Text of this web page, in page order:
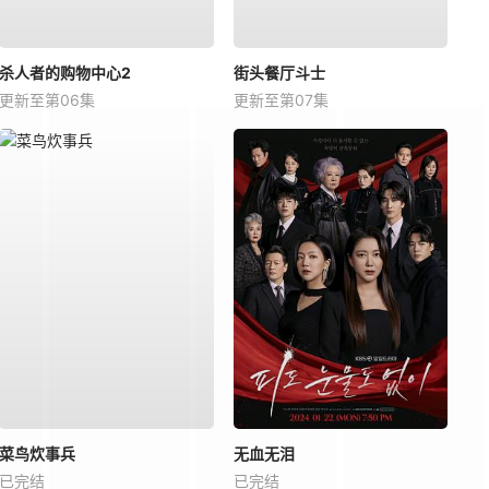
杀人者的购物中心2
更新至第06集
街头餐厅斗士
更新至第07集
菜鸟炊事兵
已完结
无血无泪
已完结